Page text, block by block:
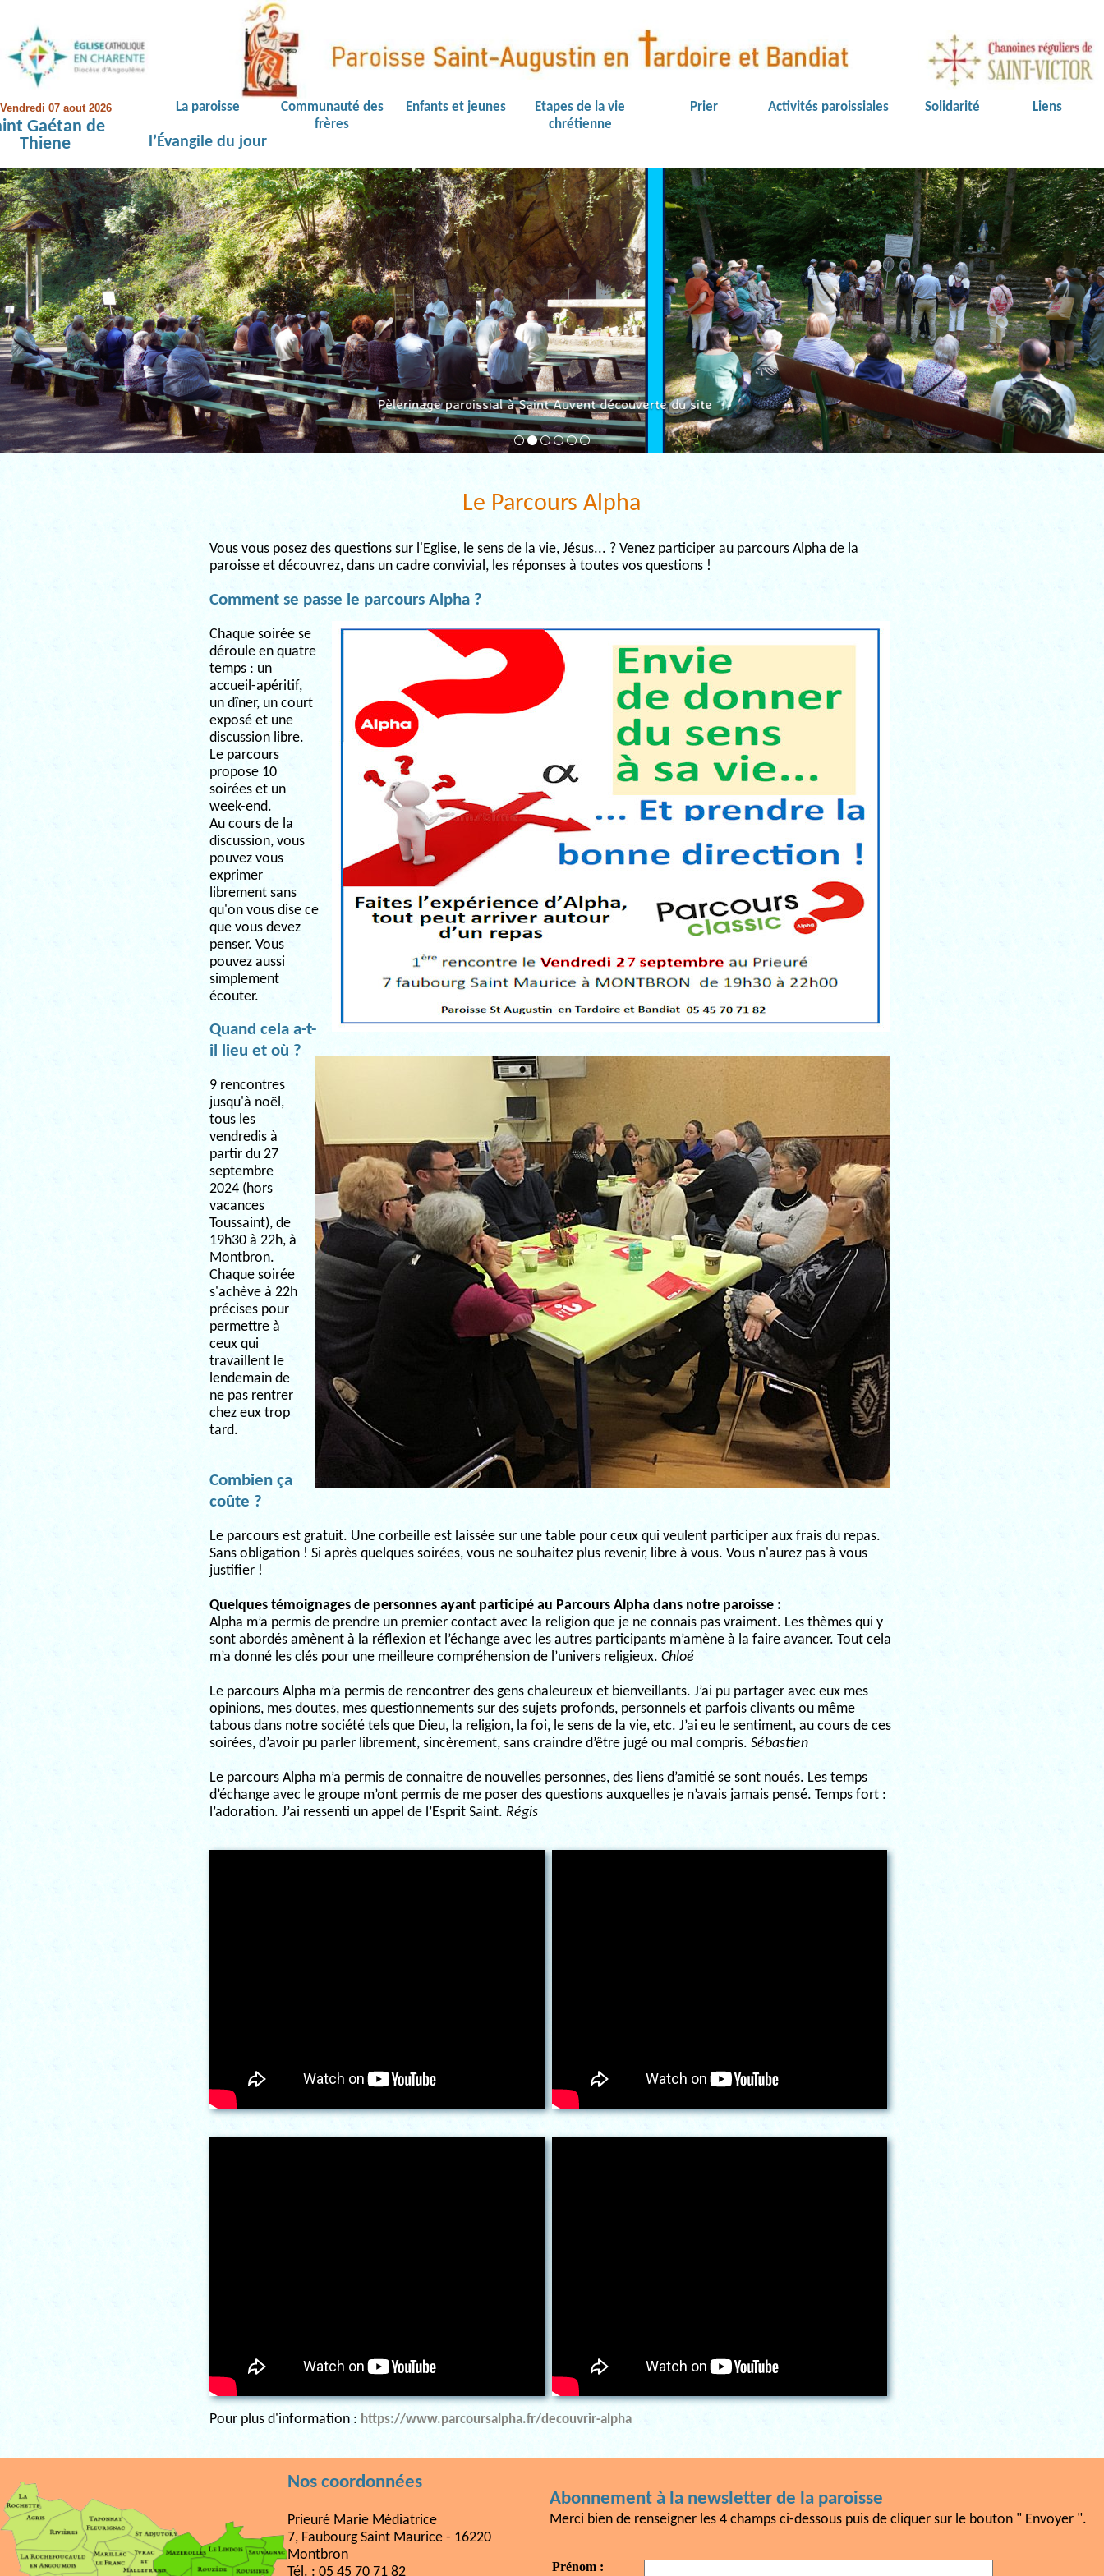
Vendredi 07 aout 2026
Gaétan de
Thiene
La paroisse
Communauté des
frères
Enfants et jeunes
Etapes de la vie
chrétienne
Prier Activités paroissiales Solidarité Liens
l’Évangile du jour
Pèlerinage paroissial à Saint Auvent découverte du site
Le Parcours Alpha
Vous vous posez des questions sur l'Eglise, le sens de la vie, Jésus... ? Venez participer au parcours Alpha de la
paroisse et découvrez, dans un cadre convivial, les réponses à toutes vos questions !
Comment se passe le parcours Alpha ?
Chaque soirée se
déroule en quatre
temps : un
accueil-apéritif,
un dîner, un court
exposé et une
discussion libre.
Le parcours
propose 10
soirées et un
week-end.
Au cours de la
discussion, vous
pouvez vous
exprimer
librement sans
qu'on vous dise ce
que vous devez
penser. Vous
pouvez aussi
simplement
écouter.
Quand cela a-t-
il lieu et où ?
9 rencontres
jusqu'à noël,
tous les
vendredis à
partir du 27
septembre
2024 (hors
vacances
Toussaint), de
19h30 à 22h, à
Montbron.
Chaque soirée
s'achève à 22h
précises pour
permettre à
ceux qui
travaillent le
lendemain de
ne pas rentrer
chez eux trop
tard.
Combien ça
coûte ?
Le parcours est gratuit. Une corbeille est laissée sur une table pour ceux qui veulent participer aux frais du repas.
Sans obligation ! Si après quelques soirées, vous ne souhaitez plus revenir, libre à vous. Vous n'aurez pas à vous
justifier !
Quelques témoignages de personnes ayant participé au Parcours Alpha dans notre paroisse :
Alpha m’a permis de prendre un premier contact avec la religion que je ne connais pas vraiment. Les thèmes qui y
sont abordés amènent à la réflexion et l’échange avec les autres participants m’amène à la faire avancer. Tout cela
m’a donné les clés pour une meilleure compréhension de l’univers religieux.Chloé
Le parcours Alpha m’a permis de rencontrer des gens chaleureux et bienveillants. J’ai pu partager avec eux mes
opinions, mes doutes, mes questionnements sur des sujets profonds, personnels et parfois clivants ou même
tabous dans notre société tels que Dieu, la religion, la foi, le sens de la vie, etc. J’ai eu le sentiment, au cours de ces
soirées, d’avoir pu parler librement, sincèrement, sans craindre d’être jugé ou mal compris.Sébastien
Le parcours Alpha m’a permis de connaitre de nouvelles personnes, des liens d’amitié se sont noués. Les temps
d’échange avec le groupe m’ont permis de me poser des questions auxquelles je n’avais jamais pensé. Temps fort :
l’adoration. J’ai ressenti un appel de l’Esprit Saint. Régis
Pour plus d'information : https://www.parcoursalpha.fr/decouvrir-alpha
Nos coordonnées
Prieuré Marie Médiatrice
7, Faubourg Saint Maurice - 16220
Montbron
Tél. : 05 45 70 71 82
Abonnement à la newsletter de la paroisse
Merci bien de renseigner les 4 champs ci-dessous puis de cliquer sur le bouton " Envoyer ".
Prénom :